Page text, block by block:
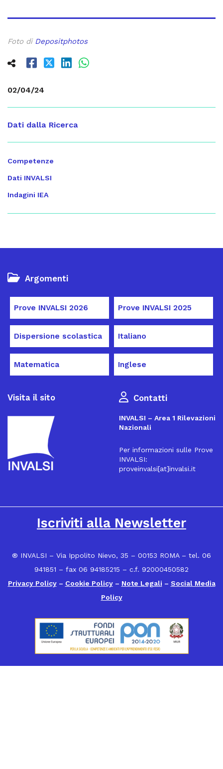
02/04/24
Dati dalla Ricerca
Competenze
Dati INVALSI
Indagini IEA
Foto di Depositphotos
Argomenti
Prove INVALSI 2026 Prove INVALSI 2025
Dispersione scolastica Italiano
Matematica Inglese
Visita il sito Contatti
INVALSI – Area 1 Rilevazioni
Nazionali
Per informazioni sulle Prove
INVALSI:
proveinvalsi[at]invalsi.it
Iscriviti alla Newsletter
® INVALSI – Via Ippolito Nievo, 35 – 00153 ROMA – tel. 06
941851 – fax 06 94185215 – c.f. 92000450582
Privacy Policy– Cookie Policy– Note Legali – Social Media
Policy